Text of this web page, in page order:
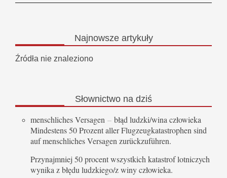
Najnowszeartykuły
Źródła nie znaleziono
Słownictwo na dziś
menschliches Versagen – błąd ludzki/wina człowieka
Mindestens 50 Prozent aller Flugzeugkatastrophen sind
auf menschliches Versagen zurückzuführen.
Przynajmniej 50 procent wszystkich katastrof lotniczych
wynika z błędu ludzkiego/z winy człowieka.